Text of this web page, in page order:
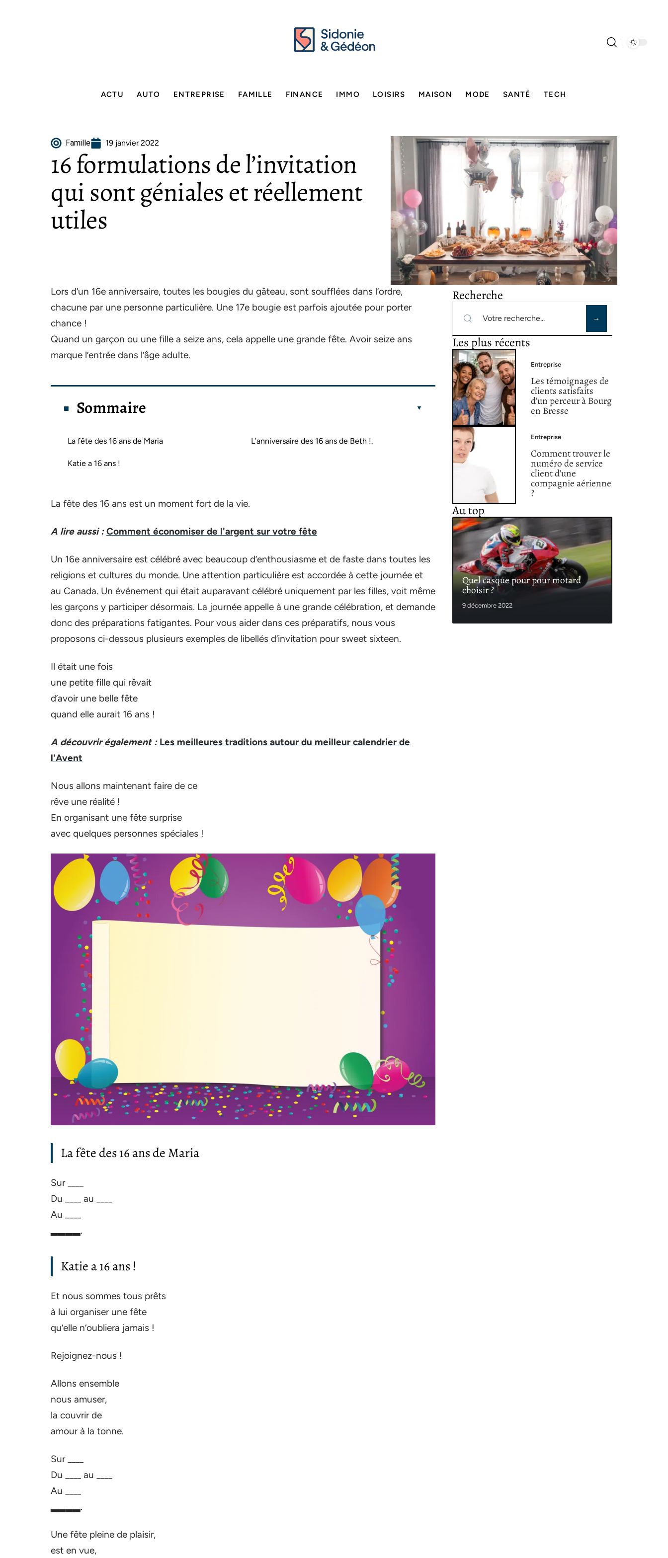
ACTU AUTO ENTREPRISE FAMILLE FINANCE IMMO LOISIRS MAISON MODE SANTÉ TECH
Famille 19 janvier 2022
16 formulations de l’invitation
qui sont géniales et réellement
utiles
Lors d’un 16e anniversaire, toutes les bougies du gâteau, sont soufflées dans l’ordre,
chacune par une personne particulière. Une 17e bougie est parfois ajoutée pour porter
chance !
Quand un garçon ou une fille a seize ans, cela appelle une grande fête. Avoir seize ans
marque l’entrée dans l’âge adulte.
Sommaire
La fête des 16 ans de Maria
Katie a 16 ans !
L’anniversaire des 16 ans de Beth !.
La fête des 16 ans est un moment fort de la vie.
A lire aussi : Comment économiser de l'argent sur votre fête
Un 16e anniversaire est célébré avec beaucoup d’enthousiasme et de faste dans toutes les
religions et cultures du monde. Une attention particulière est accordée à cette journée et
au Canada. Un événement qui était auparavant célébré uniquement par les filles, voit même
les garçons y participer désormais. La journée appelle à une grande célébration, et demande
donc des préparations fatigantes. Pour vous aider dans ces préparatifs, nous vous
proposons ci-dessous plusieurs exemples de libellés d’invitation pour sweet sixteen.
Il était une fois
une petite fille qui rêvait
d’avoir une belle fête
quand elle aurait 16 ans !
A découvrir également : Les meilleures traditions autour du meilleur calendrier de
l'Avent
Nous allons maintenant faire de ce
rêve une réalité !
En organisant une fête surprise
avec quelques personnes spéciales !
La fête des 16 ans de Maria
Sur ____
Du ____ au ____
Au ____
▂▂▂▂.
Katie a 16 ans !
Et nous sommes tous prêts
à lui organiser une fête
qu’elle n’oubliera jamais !
Rejoignez-nous !
Allons ensemble
nous amuser,
la couvrir de
amour à la tonne.
Sur ____
Du ____ au ____
Au ____
▂▂▂▂.
Une fête pleine de plaisir,
est en vue,
Recherche
Les plus récents
Entreprise
Les témoignages de
clients satisfaits
d’un perceur à Bourg
en Bresse
Entreprise
Comment trouver le
numéro de service
client d’une
compagnie aérienne
?
Au top
Quel casque pour pour motard
choisir ?
9 décembre 2022